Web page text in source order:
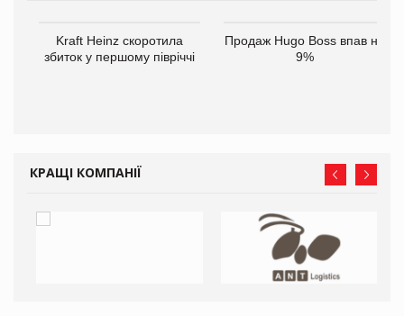
Kraft Heinz скоротила
збиток у першому півріччі
Продаж Hugo Boss впав на
9%
КРАЩІ КОМПАНІЇ